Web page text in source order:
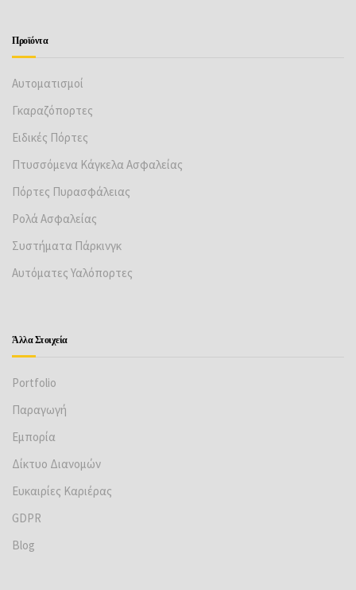
Σάββατο – Κυριακή
Αυτοματισμοί
Γκαραζόπορτες
Ειδικές Πόρτες
Πτυσσόμενα Κάγκελα Ασφαλείας
Πόρτες Πυρασφάλειας
Ρολά Ασφαλείας
Portfolio
Παραγωγή
Εμπορία
Δίκτυο Διανομών
Ευκαιρίες Καριέρας